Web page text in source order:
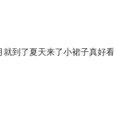
就到了夏天来了小裙子真好